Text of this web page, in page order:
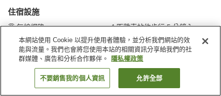
住宿設施
無線網路
距離車站約步行 5 分鐘內
岩盤浴
三溫暖
首頁 日本 東京 足立區 北千住可可大飯店
找客房
本網站使用 Cookie 以提升使用者體驗，並分析我們網站的效
能與流量。我們也會將您使用本站的相關資訊分享給我們的社
群媒體、廣告和分析合作夥伴。
隱私權政策
不要銷售我的個人資訊 允許全部